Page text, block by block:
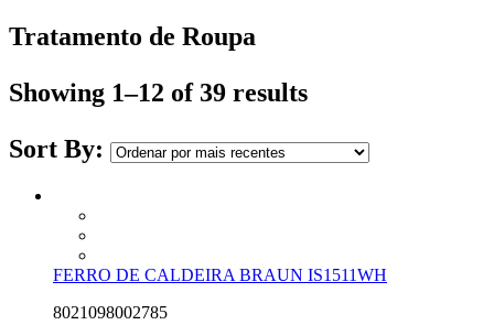
Tratamento de Roupa
Showing 1–12 of 39 results
Sort By:
FERRO DE CALDEIRA BRAUN IS1511WH
8021098002785